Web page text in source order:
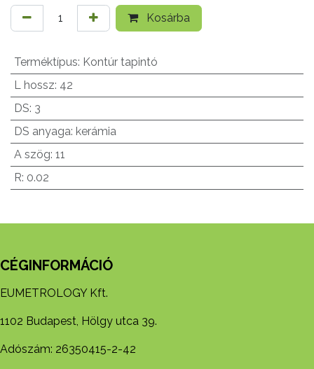
Kosárba
Terméktípus: Kontúr tapintó
L hossz: 42
DS: 3
DS anyaga: kerámia
A szög: 11
R: 0.02
CÉGINFORMÁCIÓ
EUMETROLOGY Kft.
1102 Budapest, Hölgy utca 39.
Adószám: 26350415-2-42